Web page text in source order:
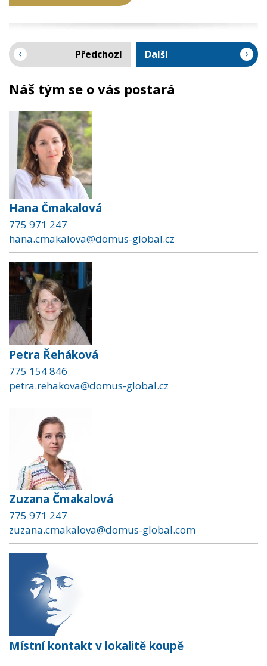
Předchozí Další
Náš tým se o vás postará
Hana Čmakalová
775 971 247
hana.cmakalova@domus-global.cz
Petra Řeháková
775 154 846
petra.rehakova@domus-global.cz
Zuzana Čmakalová
775 971 247
zuzana.cmakalova@domus-global.com
Místní kontakt v lokalitě koupě